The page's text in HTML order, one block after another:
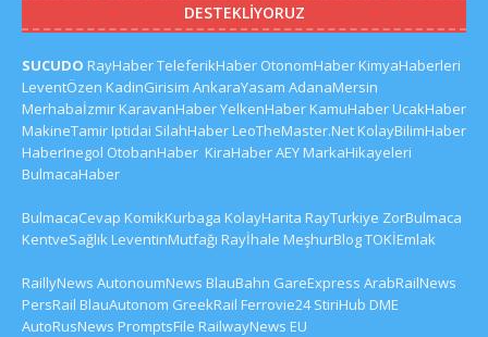
DESTEKLIYORUZ
SUCUDO RayHaberTeleferikHaber OtonomHaberKimyaHaberleri
LeventÖzen KadinGirisim AnkaraYasam AdanaMersin
MerhabaİzmirKaravanHaberYelkenHaberKamuHaberUcakHaber
MakineTamirIptidai SilahHaberLeoTheMaster.NetKolayBilimHaber
HaberInegol OtobanHaber KiraHaberAEYMarkaHikayeleri
BulmacaHaber
BulmacaCevap KomikKurbaga KolayHarita RayTurkiye ZorBulmaca
KentveSağlıkLeventinMutfağı Rayİhale MeşhurBlogTOKİEmlak
RaillyNews AutonoumNews BlauBahn GareExpress ArabRailNews
PersRail BlauAutonom GreekRail Ferrovie24 StiriHub DME
AutoRusNews PromptsFile RailwayNews EU